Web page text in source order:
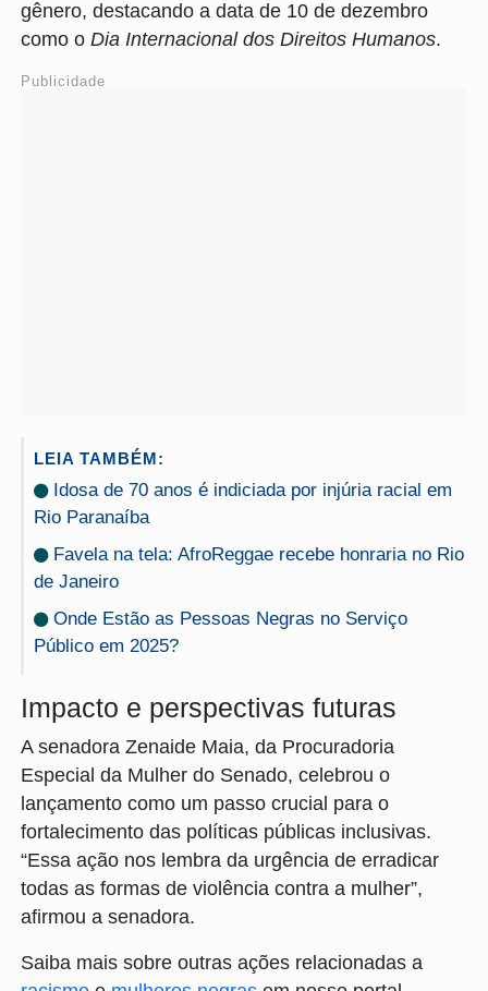
gênero, destacando a data de 10 de dezembro
como o Dia Internacional dos Direitos Humanos.
Publicidade
LEIA TAMBÉM:
Idosa de 70 anos é indiciada por injúria racial em
Rio Paranaíba
Favela na tela: AfroReggae recebe honraria no Rio
de Janeiro
Onde Estão as Pessoas Negras no Serviço
Público em 2025?
Impacto e perspectivas futuras
A senadora Zenaide Maia, da Procuradoria
Especial da Mulher do Senado, celebrou o
lançamento como um passo crucial para o
fortalecimento das políticas públicas inclusivas.
“Essa ação nos lembra da urgência de erradicar
todas as formas de violência contra a mulher”,
afirmou a senadora.
Saiba mais sobre outras ações relacionadas a